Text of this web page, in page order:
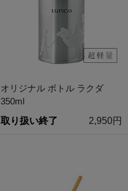
オリジナル ボトル ラクダ
350ml
取り扱い終了
2,950円